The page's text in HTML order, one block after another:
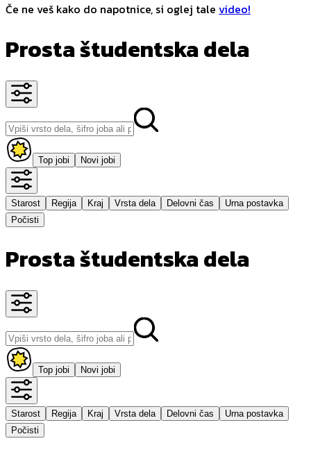
Če ne veš kako do napotnice, si oglej tale video!
Prosta študentska dela
Top jobi Novi jobi
Starost Regija Kraj Vrsta dela Delovni čas
Urna postavka
Počisti
Prosta študentska dela
Top jobi Novi jobi
Starost Regija Kraj Vrsta dela Delovni čas
Urna postavka
Počisti